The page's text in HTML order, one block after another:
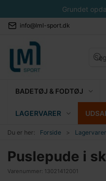
Grundet
info@lml-sport.dk
BADETØJ & FODTØJ
LAGERVARER
Du er her: Forside Lagervarer
Puslepude i
Varenummer: 13021412001